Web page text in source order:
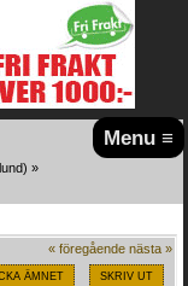
Menu ≡
) »
« föregående nästa »
ÄMNET SKRIV UT